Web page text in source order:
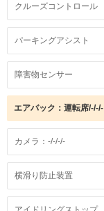
クルーズコントロール
パーキングアシスト
障害物センサー
エアバック：運転席/-/-/-
カメラ：-/-/-/-
横滑り防止装置